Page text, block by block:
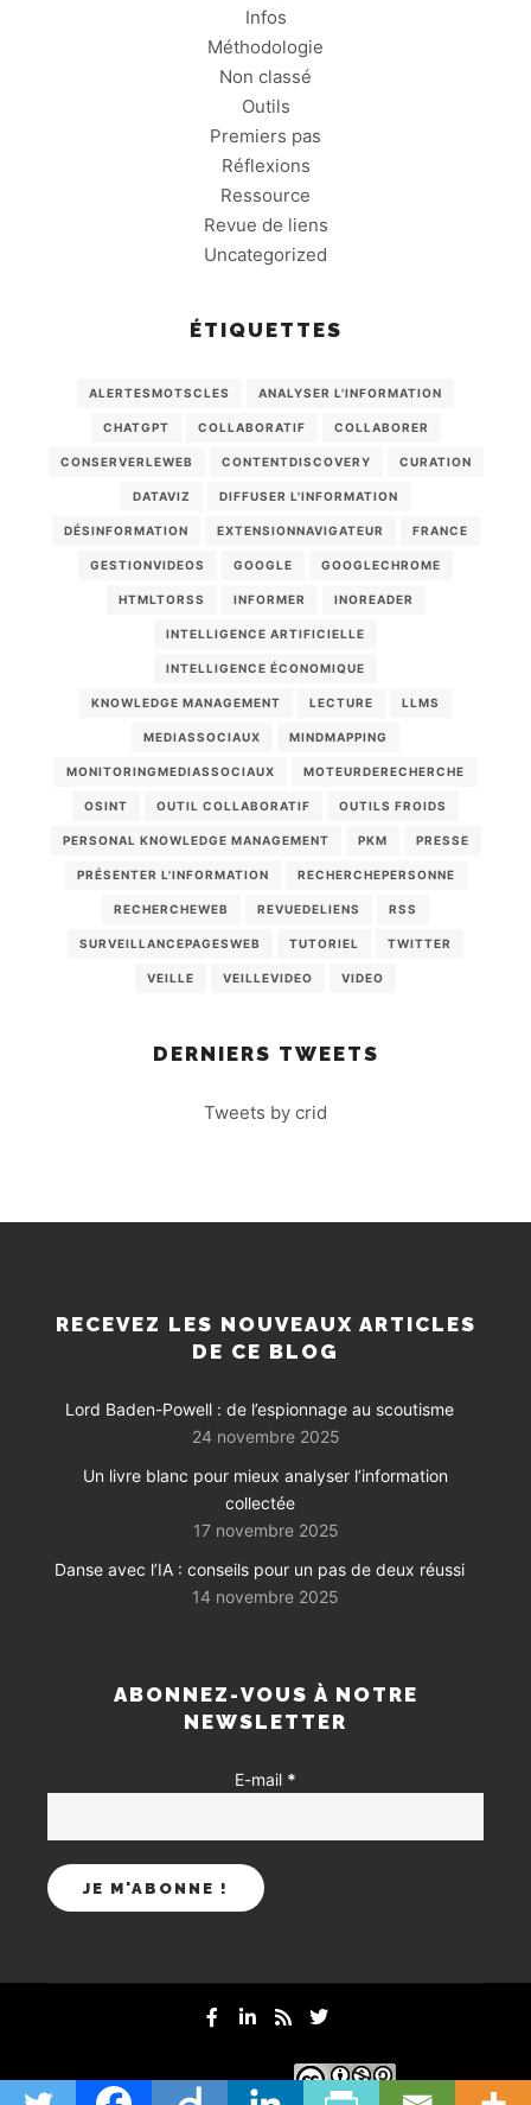
Infos
Méthodologie
Non classé
Outils
Premiers pas
Réflexions
Ressource
Revue de liens
Uncategorized
ÉTIQUETTES
ALERTESMOTSCLES ANALYSER L'INFORMATION
CHATGPT COLLABORATIF COLLABORER
CONSERVERLEWEB CONTENTDISCOVERY CURATION
DATAVIZ DIFFUSER L'INFORMATION
DÉSINFORMATION EXTENSIONNAVIGATEUR FRANCE
GESTIONVIDEOS GOOGLE GOOGLECHROME
HTMLTORSS INFORMER INOREADER
INTELLIGENCE ARTIFICIELLE
INTELLIGENCE ÉCONOMIQUE
KNOWLEDGE MANAGEMENT LECTURE LLMS
MEDIASSOCIAUX MINDMAPPING
MONITORINGMEDIASSOCIAUX MOTEURDERECHERCHE
OSINT OUTIL COLLABORATIF OUTILS FROIDS
PERSONAL KNOWLEDGE MANAGEMENT PKM PRESSE
PRÉSENTER L'INFORMATION RECHERCHEPERSONNE
RECHERCHEWEB REVUEDELIENS RSS
SURVEILLANCEPAGESWEB TUTORIEL TWITTER
VEILLE VEILLEVIDEO VIDEO
DERNIERS TWEETS
Tweets by crid
RECEVEZ LES NOUVEAUX ARTICLES
DE CE BLOG
Lord Baden-Powell : de l’espionnage au scoutisme
24 novembre 2025
Un livre blanc pour mieux analyser l’information
collectée
17 novembre 2025
Danse avec l’IA : conseils pour un pas de deux réussi
14 novembre 2025
ABONNEZ-VOUS À NOTRE
NEWSLETTER
E-mail *
mentions-legales